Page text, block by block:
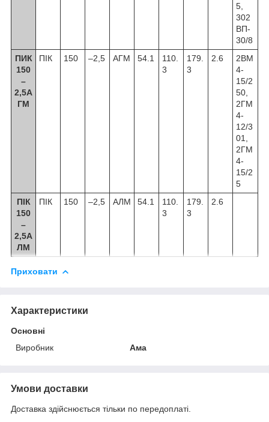
5,
302
ВП-
30/8
ПИК
150
–
2,5А
ГМ
ПІК 150 –2,5 АГМ 54.1
110.
3
179.
3
2.6
2ВМ
4-
15/2
50,
2ГМ
4-
12/3
01,
2ГМ
4-
15/2
5
ПІК
150
–
2,5А
ЛМ
ПІК 150 –2,5 АЛМ 54.1
110.
3
179.
3
2.6
Приховати
Характеристики
Основні
Виробник
Ама
Умови доставки
Доставка здійснюється тільки по передоплаті.